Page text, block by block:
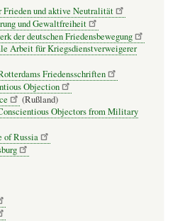
Frieden und aktive Neutralität
und Gewaltfreiheit
der deutschen Friedensbewegung
Arbeit für Kriegs­dienst­ver­wei­gerer
Friedensschriften
Objection
(Rußland)
Objectors from Military
of Russia